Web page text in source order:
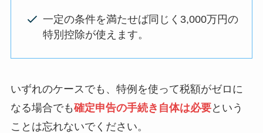
一定の条件を満たせば同じく3,000万円の
特別控除が使えます。
いずれのケースでも、特例を使って税額がゼロに
なる場合でも確定申告の手続き自体は必要という
ことは忘れないでください。